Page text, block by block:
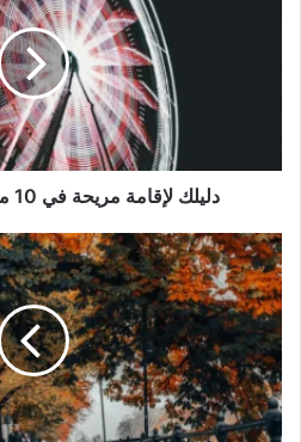
دليلك لإقامة مريحة في 10 من افضل فنادق إيجر